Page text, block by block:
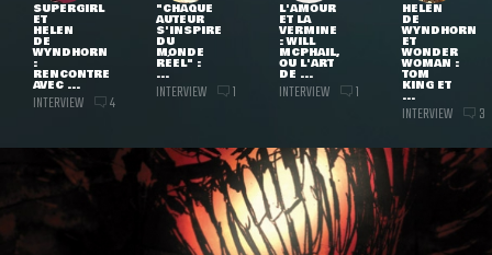
SUPERGIRL
ET
HELEN
DE
WYNDHORN
:
RENCONTRE
AVEC ...
INTERVIEW 4
"CHAQUE
AUTEUR
S'INSPIRE
DU
MONDE
RÉEL" :
...
INTERVIEW 1
L'AMOUR
ET LA
VERMINE
: WILL
MCPHAIL,
OU L'ART
DE ...
INTERVIEW 1
HELEN
DE
WYNDHORN
ET
WONDER
WOMAN :
TOM
KING ET
...
INTERVIEW 3